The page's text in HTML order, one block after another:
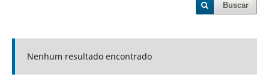
Buscar
Nenhum resultado encontrado